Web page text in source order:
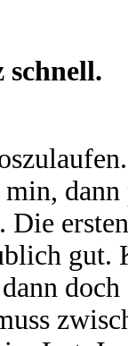
schnell.
Die